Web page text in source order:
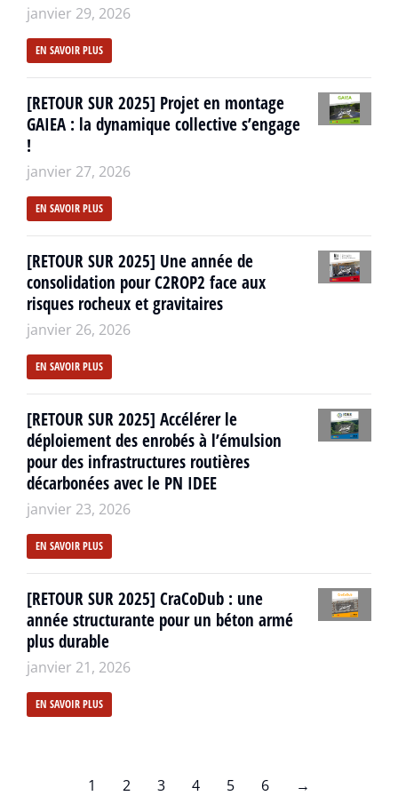
janvier 29, 2026
EN SAVOIR PLUS
[RETOUR SUR 2025] Projet en montage
GAIEA : la dynamique collective s’engage
!
janvier 27, 2026
EN SAVOIR PLUS
[RETOUR SUR 2025] Une année de
consolidation pour C2ROP2 face aux
risques rocheux et gravitaires
janvier 26, 2026
EN SAVOIR PLUS
[RETOUR SUR 2025] Accélérer le
déploiement des enrobés à l’émulsion
pour des infrastructures routières
décarbonées avec le PN IDEE
janvier 23, 2026
EN SAVOIR PLUS
[RETOUR SUR 2025] CraCoDub : une
année structurante pour un béton armé
plus durable
janvier 21, 2026
EN SAVOIR PLUS
1 2 3 4 5 6 →